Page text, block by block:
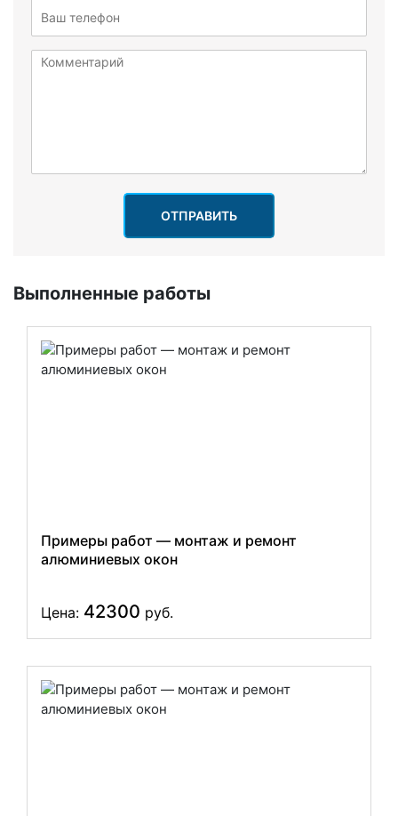
ОТПРАВИТЬ
Выполненные работы
Примеры работ — монтаж и ремонт
алюминиевых окон
Цена: 42300 руб.